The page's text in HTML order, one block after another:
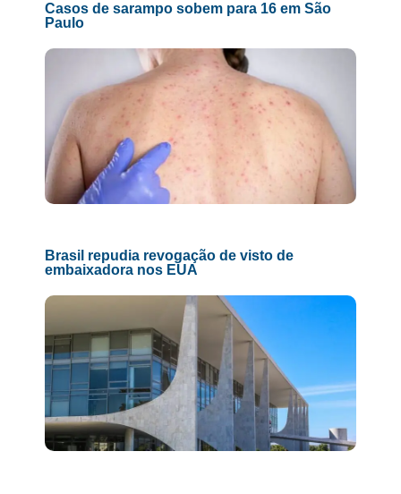
Casos de sarampo sobem para 16 em São
Paulo
Brasil repudia revogação de visto de
embaixadora nos EUA